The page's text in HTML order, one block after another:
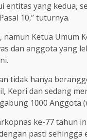
entitas yang kedua,
10,” tuturnya.
Ketua Umum
dan anggota yang
tidak hanya
Kepri dan sedang
1000 Anggota
ke-77 tahun
pasti